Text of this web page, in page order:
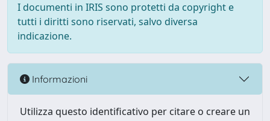
I documenti in IRIS sono protetti da copyright e
tutti i diritti sono riservati, salvo diversa
indicazione.
Informazioni
Utilizza questo identificativo per citare o creare un